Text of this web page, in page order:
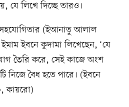
যে লিখে দিচ্ছে তারও।
(ইআনাতু আলাল
ইমাম ইবনে কুদামা লিখেছেন, ‘যে
তৈরি করে, সেই কাজে অংশ
নিজে বৈধ হতে পারে। (ইবনে
কায়রো)